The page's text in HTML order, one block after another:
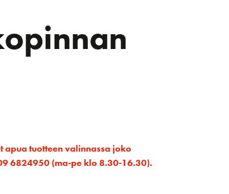
apua tuotteen valinnassa joko
6824950 (ma-pe klo 8.30-16.30).